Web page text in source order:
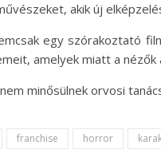
akik új
egy szórakoztató
amelyek miatt a
minősülnek orvosi
franchise horror